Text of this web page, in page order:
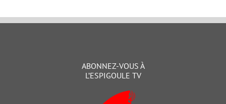
ABONNEZ-VOUS À
L’ESPIGOULE TV